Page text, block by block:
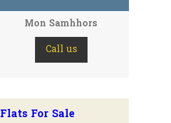
Mon Samhhors
Call us
Flats For Sale